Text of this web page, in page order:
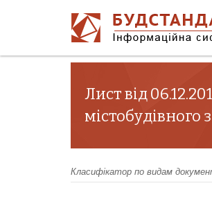
Лист від
містобудівного
Класифікатор по видам